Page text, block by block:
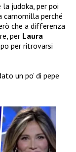
judoka, per poi
camomilla perché
che a differenza
per Laura
per ritrovarsi
un po’ di pepe